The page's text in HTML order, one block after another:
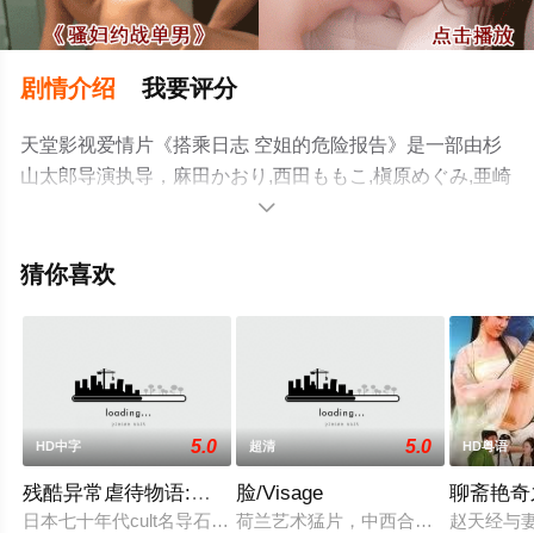
剧情介绍 我要评分
天堂影视爱情片《搭乘日志 空姐的危险报告》是一部由杉
山太郎导演执导，麻田かおり,西田ももこ,槇原めぐみ,亜崎
研二,山本正道等演员精彩演绎的日本电影，手机免费观看
息可移步至豆瓣电影、电视猫或剧情网等平台了解。

猜你喜欢
HD中字 5.0
残酷异常虐待物语:元禄女系图
日本七十年代cult名导石井辉男，讲述的元禄年间三个畸零、悲
超清 5.0
脸/Visage
荷兰艺术猛片，中西合璧影片；一位
HD粤语
聊斋艳
赵天经与